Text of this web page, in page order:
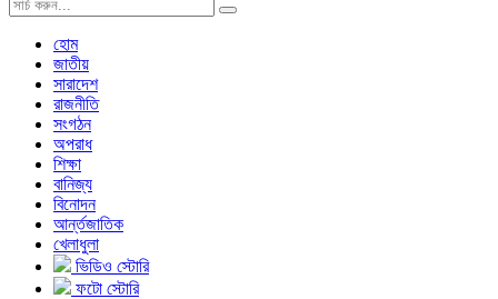
হোম
জাতীয়
সারাদেশ
রাজনীতি
সংগঠন
অপরাধ
শিক্ষা
বানিজ্য
বিনোদন
আর্ন্তজাতিক
খেলাধুলা
ভিডিও স্টোরি
ফটো স্টোরি